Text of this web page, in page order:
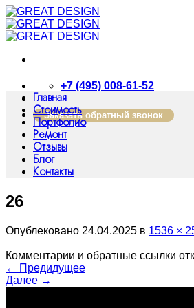
Skip
to
content
+7 (495) 008-61-52
Заказать обратный звонок
Главная
Стоимость
Портфолио
Ремонт
Отзывы
Блог
Контакты
26
Опублековано 24.04.2025 в 1536 ×
Комментарии и обратные ссылки
← Предидущее
Далее →